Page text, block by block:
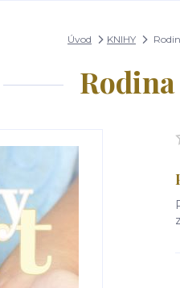
Úvod KNIHY
Rodina